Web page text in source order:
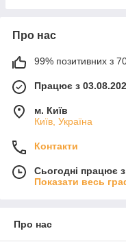
Про нас
99% позитивних з 70
Працює з
м. Київ
Київ, Україна
Контакти
Сьогодні працює
Показати весь
Про нас